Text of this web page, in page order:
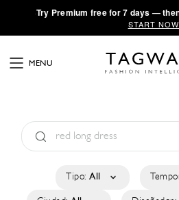
·Try Premium free for 7 days —
START NOW
MENU
Tipo: All